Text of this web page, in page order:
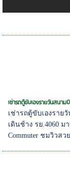
เช่ารถตู้ขับเองรายวันสนา
เช่ารถตู้ขับเองรา
เดินช้าง รย.4060
Commuter ชมวิวส